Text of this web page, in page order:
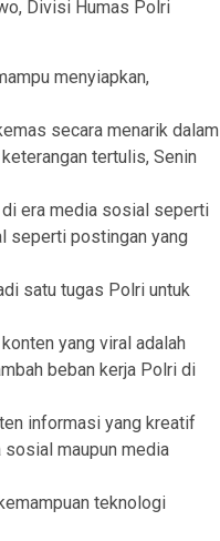
Divisi Humas Polri
menyiapkan,
secara menarik dalam
tertulis, Senin
era media sosial seperti
seperti postingan yang
satu tugas Polri untuk
yang viral adalah
beban kerja Polri di
informasi yang kreatif
maupun media
teknologi